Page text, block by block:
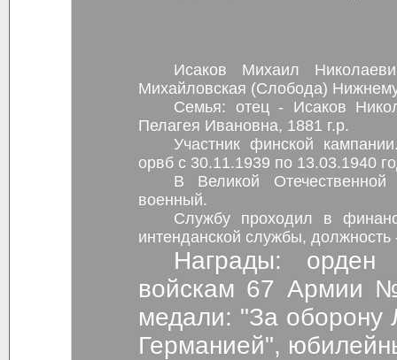
Исаков Михаил
Михайловская (Слобода)
Семья: отец - Исаков
Пелагея Ивановна, 1881 г.р.
Участник финской
орвб с 30.11.1939 по 13.03.1940
В Великой
военный.
Службу проходил в
интенданской службы, должность
Награды: орден "Красной Звезды" приказ
войскам 67 Армии
медали: "За оборону
Германией",